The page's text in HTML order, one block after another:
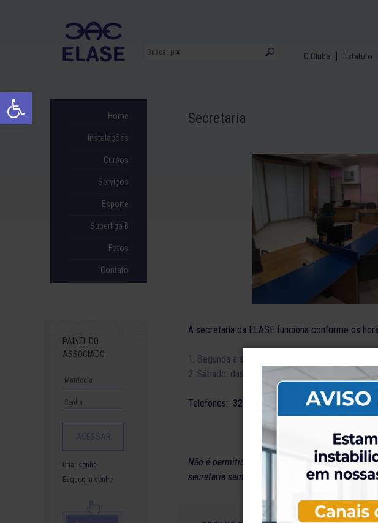
Abrir a barra de ferramentas
conteúdo
O Clube Estatuto
Secretaria
A secretaria da ELASE funciona conforme os
1. Segunda a sexta-feira: das 9h às 19h
2. Sábado: das 09 às 12 h
Telefones: 3234-2986 – 3234-2089
Não é permitido o uso de trajes de banho
secretaria sem camisa.
Home
Instalações
Cursos
Serviços
Esporte
Superliga B
Fotos
Contato
PAINEL DO
ASSOCIADO
Criar senha
Esqueci a senha